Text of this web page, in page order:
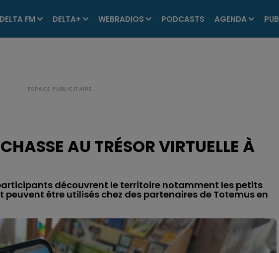
DELTA FM DELTA+ WEBRADIOS PODCASTS AGENDA PUB
AU TRÉSOR VIRTUELLE À
découvrent le territoire notamment les petits
peuvent être utilisés chez des partenaires de Totemus en